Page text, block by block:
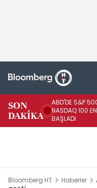
SON
DAKİKA
ABD'DE S&P
NASDAQ 100
BAŞLADI
Bloomberg HT Haberler